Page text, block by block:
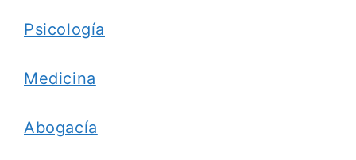
Psicología
Medicina
Abogacía